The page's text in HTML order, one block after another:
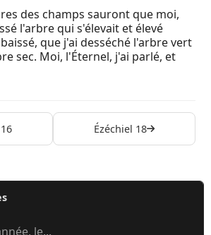
des champs sauront que moi,
l'arbre qui s'élevait et élevé
que j'ai desséché l'arbre vert
sec. Moi, l'Éternel, j'ai parlé, et
Ézéchiel 18
le...